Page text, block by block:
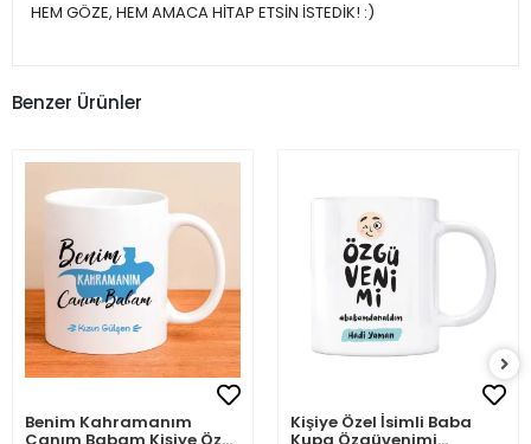
HEM GÖZE, HEM AMACA HİTAP ETSİN İSTEDİK! :)
Benzer Ürünler
Benim Kahramanım Kişiye Özel İsimli Baba